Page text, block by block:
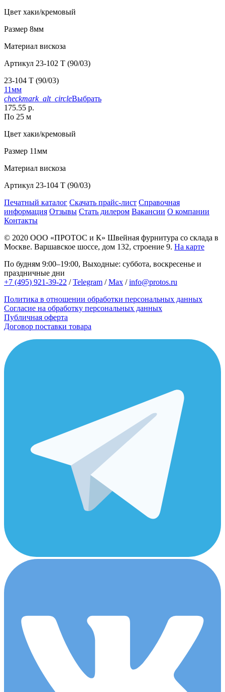
Цвет хаки/кремовый
Размер 8мм
Материал вискоза
Артикул 23-102 T (90/03)
23-104 T (90/03)
11мм
checkmark_alt_circleВыбрать
175.55 р.
По 25 м
Цвет хаки/кремовый
Размер 11мм
Материал вискоза
Артикул 23-104 T (90/03)
Печатный каталог Скачать прайс-лист Справочная
информация Отзывы Стать дилером Вакансии О компании
Контакты
© 2020 ООО «ПРОТОС и К» Швейная фурнитура со склада в
Москве. Варшавское шоссе, дом 132, строение 9. На карте
По будням 9:00–19:00, Выходные: суббота, воскресенье и
праздничные дни
+7 (495) 921-39-22 /Telegram /Max /info@protos.ru
Политика в отношении обработки персональных данных
Согласие на обработку персональных данных
Публичная оферта
Договор поставки товара